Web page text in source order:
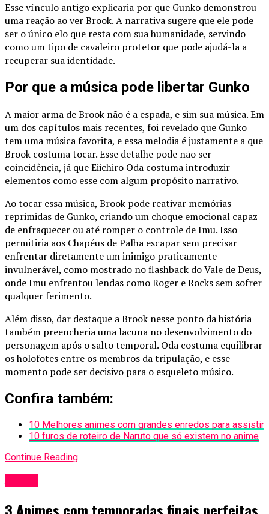
Esse vínculo antigo explicaria por que Gunko demonstrou
uma reação ao ver Brook. A narrativa sugere que ele pode
ser o único elo que resta com sua humanidade, servindo
como um tipo de cavaleiro protetor que pode ajudá-la a
recuperar sua identidade.
Por que a música pode libertar Gunko
A maior arma de Brook não é a espada, e sim sua música. Em
um dos capítulos mais recentes, foi revelado que Gunko
tem uma música favorita, e essa melodia é justamente a que
Brook costuma tocar. Esse detalhe pode não ser
coincidência, já que Eiichiro Oda costuma introduzir
elementos como esse com algum propósito narrativo.
Ao tocar essa música, Brook pode reativar memórias
reprimidas de Gunko, criando um choque emocional capaz
de enfraquecer ou até romper o controle de Imu. Isso
permitiria aos Chapéus de Palha escapar sem precisar
enfrentar diretamente um inimigo praticamente
invulnerável, como mostrado no flashback do Vale de Deus,
onde Imu enfrentou lendas como Roger e Rocks sem sofrer
qualquer ferimento.
Além disso, dar destaque a Brook nesse ponto da história
também preencheria uma lacuna no desenvolvimento do
personagem após o salto temporal. Oda costuma equilibrar
os holofotes entre os membros da tripulação, e esse
momento pode ser decisivo para o esqueleto músico.
Confira também:
10 Melhores animes com grandes enredos para assistir
10 furos de roteiro de Naruto que só existem no anime
Continue Reading